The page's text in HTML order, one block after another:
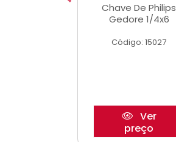
Chave De Philips
Gedore 1/4x6
Código: 15027
Ver
preço